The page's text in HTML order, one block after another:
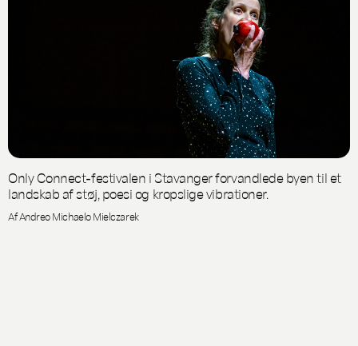
Only Connect-festivalen i Stavanger forvandlede byen til et
landskab af støj, poesi og kropslige vibrationer.
Af Andreo Michaelo Mielczarek